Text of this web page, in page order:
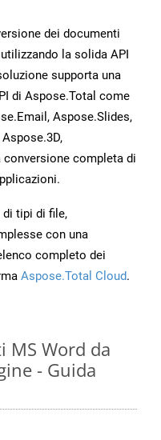
dei documenti
la solida API
supporta una
di Aspose.Total come
Aspose.Slides,
completa di
tipi di file,
con una
completo dei
Aspose.Total Cloud.
MS Word da
- Guida